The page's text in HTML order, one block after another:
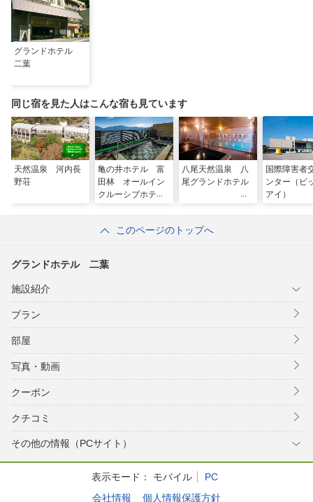
グランドホテル
二葉
同じ宿を見た人はこんな宿も見ています
天然温泉 河内長
野荘
亀の井ホテル 富
田林 オールイン
クルーシブホテル
八尾天然温泉 八
尾グランドホテル
国際障害者
ンター（ビ
アイ）
このページのトップへ
グランドホテル 二葉
施設紹介
プラン
部屋
写真・動画
クーポン
クチコミ
その他の情報（PCサイト）
表示モード： モバイル
PC
会社情報
個人情報保護方針